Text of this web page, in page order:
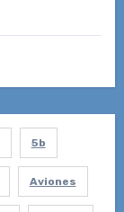
5b
Aviones